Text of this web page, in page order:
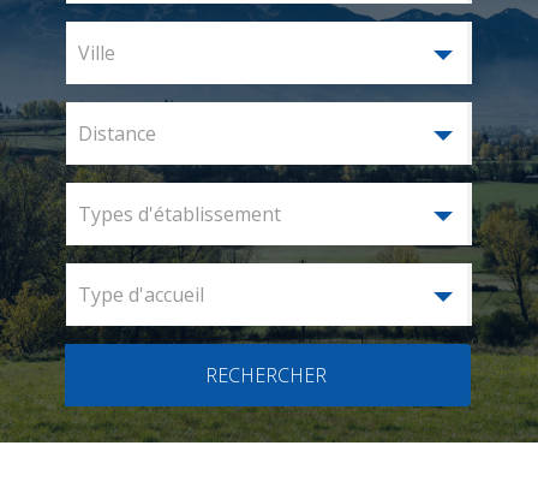
Ville
Distance
Types d'établissement
Type d'accueil
RECHERCHER